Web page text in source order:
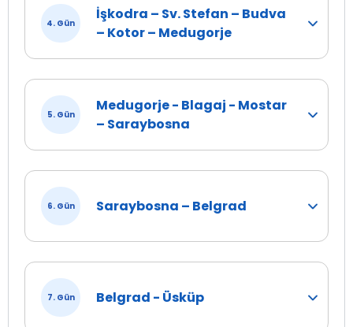
Prizren Turu DAHİL!
Priştine – Prizren : 85 km | Prizren – Priştine : 85 km
Toplam kat edilecek mesafe: 170 km
4. Gün
İşkodra – Sv. Stefan – Budva
– Kotor – Medugorje
5. Gün
Medugorje - Blagaj - Mostar
– Saraybosna
6. Gün Saraybosna – Belgrad
7. Gün Belgrad - Üsküp